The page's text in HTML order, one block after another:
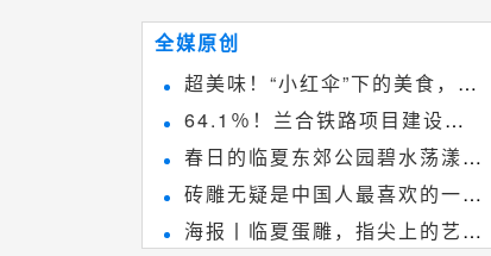
为中国建筑史上彰品东方美不可磨
第八次会议召开
全媒原创
超美味！“小红伞”下的美食，绝
不能错过~
64.1％！兰合铁路项目建设加
速推进
春日的临夏东郊公园碧水荡漾、
春花烂漫
砖雕无疑是中国人最喜欢的一种
雕刻艺术，它不仅是民间实用美术
海报丨临夏蛋雕，指尖上的艺术